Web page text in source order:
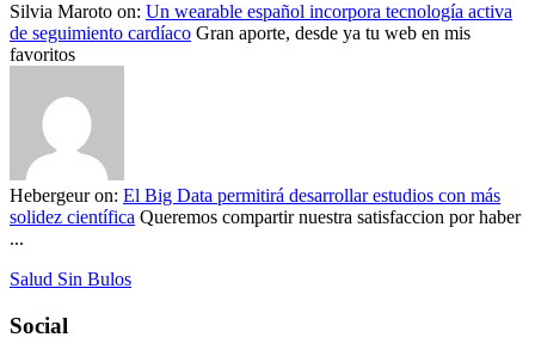
Silvia Maroto on: Un wearable español incorpora tecnología activa
de seguimiento cardíaco Gran aporte, desde ya tu web en mis
favoritos
Hebergeuron: El Big Data permitirá desarrollar estudios con más
solidez científica Queremos compartir nuestra satisfaccion por haber
...
Salud Sin Bulos
Social